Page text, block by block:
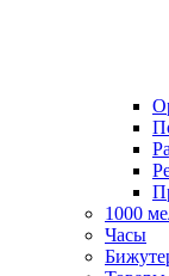
1000
Часы